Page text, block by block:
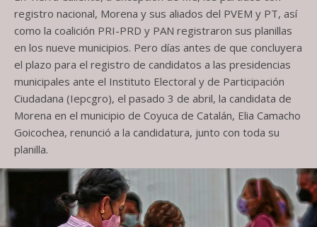
registro nacional, Morena y sus aliados del PVEM y PT, así
como la coalición PRI-PRD y PAN registraron sus planillas
en los nueve municipios. Pero días antes de que concluyera
el plazo para el registro de candidatos a las presidencias
municipales ante el Instituto Electoral y de Participación
Ciudadana (Iepcgro), el pasado 3 de abril, la candidata de
Morena en el municipio de Coyuca de Catalán, Elia Camacho
Goicochea, renunció a la candidatura, junto con toda su
planilla.